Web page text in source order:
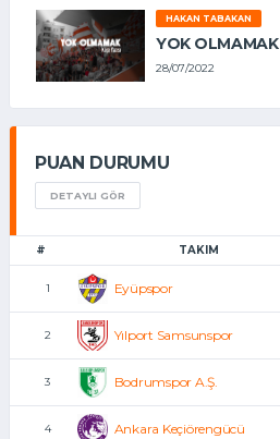
HAKAN TABAKAN
YOK OLMAMAK
28/07/2022
PUAN DURUMU
DETAYLI GÖR
# TAKIM
1 Eyüpspor
2 Yılport Samsunspor
3 Bodrumspor A.Ş.
4 Ankara Keçiörengücü